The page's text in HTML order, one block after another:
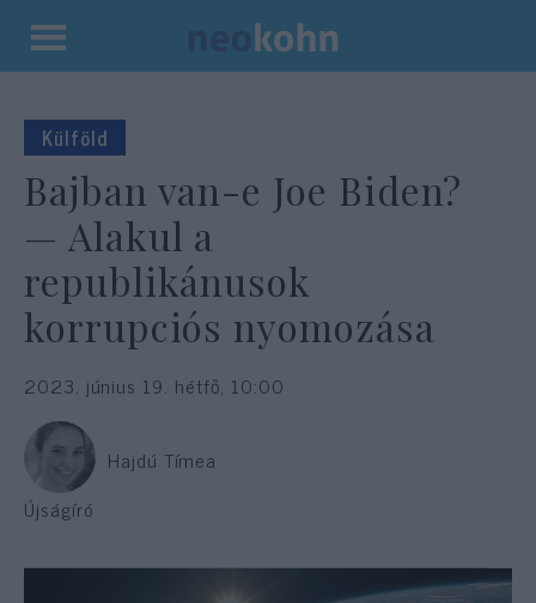
Kilépés
tartalomba
Külföld
Bajban van-e Joe Biden?
— Alakul a
republikánusok
korrupciós nyomozása
2023. június 19. hétfő, 10:00
Hajdú Tímea
Újságíró